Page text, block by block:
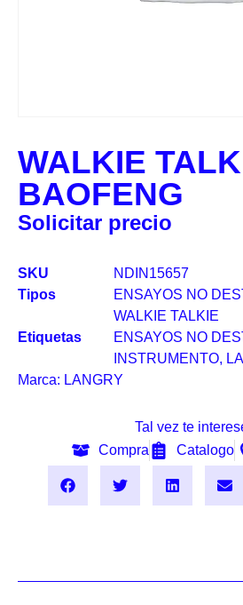
WALKIE
BAOFENG
Solicitar precio
SKU
NDIN15657
Tipos
ENSAYOS NO
WALKIE TALKIE
Etiquetas
ENSAYOS NO
INSTRUMENTO,
Marca: LANGRY
Tal vez te
Compra
Catalogo